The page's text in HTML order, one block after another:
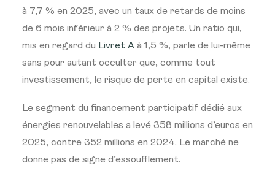
à 7,7 % en 2025, avec un taux de retards de moins
de 6 mois inférieur à 2 % des projets. Un ratio qui,
mis en regard du Livret A à 1,5 %, parle de lui-même
sans pour autant occulter que, comme tout
investissement, le risque de perte en capital existe.
Le segment du financement participatif dédié aux
énergies renouvelables a levé 358 millions d’euros en
2025, contre 352 millions en 2024. Le marché ne
donne pas de signe d’essoufflement.